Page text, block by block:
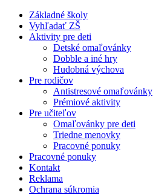
Základné školy
Vyhľadať ZŠ
Aktivity pre deti
Detské omaľovánky
Dobble a iné hry
Hudobná výchova
Pre rodičov
Antistresové omaľovánky
Prémiové aktivity
Pre učiteľov
Omaľovánky pre deti
Triedne menovky
Pracovné ponuky
Pracovné ponuky
Kontakt
Reklama
Ochrana súkromia